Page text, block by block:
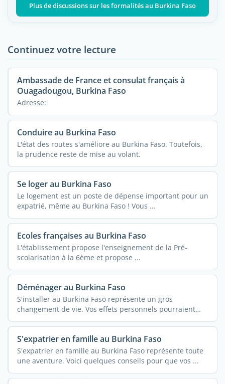
Plus de discussions sur les formalités au Burkina Faso
Continuez votre lecture
Ambassade de France et consulat français à
Ouagadougou, Burkina Faso
Adresse:
Conduire au Burkina Faso
L'état des routes s'améliore au Burkina Faso. Toutefois,
la prudence reste de mise au volant.
Se loger au Burkina Faso
Le logement est un poste de dépense important pour un
expatrié, même au Burkina Faso ! Vous ...
Ecoles françaises au Burkina Faso
L'établissement propose l'enseignement de la Pré-
scolarisation à la 6ème et propose ...
Déménager au Burkina Faso
S'installer au Burkina Faso représente un gros
changement de vie. Vos effets personnels pourraient
vous ...
S'expatrier en famille au Burkina Faso
S'expatrier en famille au Burkina Faso représente toute
une aventure. Voici quelques conseils pour que vos ...